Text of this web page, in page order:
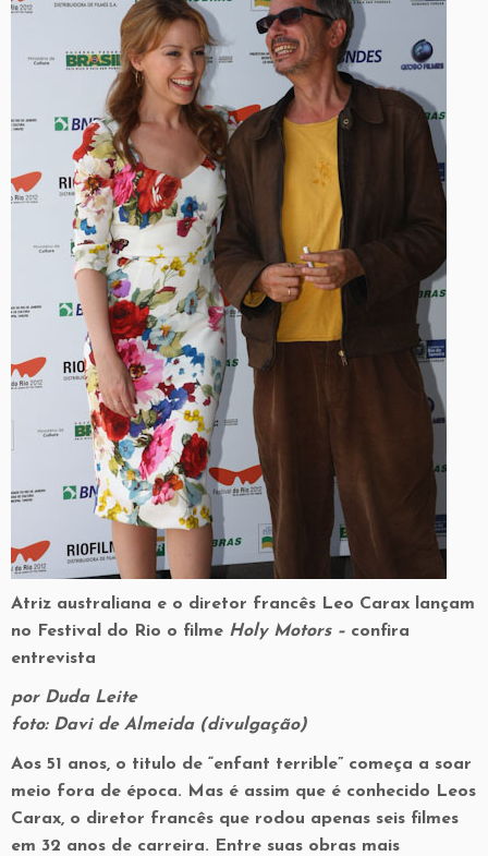
Atriz australiana e o diretor francês Leo Carax lançam
no Festival do Rio o filme Holy Motors – confira
entrevista
por Duda Leite
foto: Davi de Almeida (divulgação)
Aos 51 anos, o titulo de “enfant terrible” começa a soar
meio fora de época. Mas é assim que é conhecido Leos
Carax, o diretor francês que rodou apenas seis filmes
em 32 anos de carreira. Entre suas obras mais